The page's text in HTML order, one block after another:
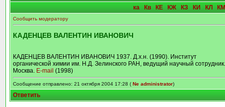
ка
Кв КЕ КЖ КЗ КИ КЛ КМ
Сообщить модератору
КАДЕНЦЕВ ВАЛЕНТИН ИВАНОВИЧ
КАДЕНЦЕВ ВАЛЕНТИН ИВАНОВИЧ 1937. Д.х.н. (1990). Институт
органической химии им. Н.Д. Зелинского РАН, ведущий научный сотрудник.
Москва. E-mail (1998)
Сообщение отправлено: 21 октября 2004 17:28 ( Ne administrator)
Ответить